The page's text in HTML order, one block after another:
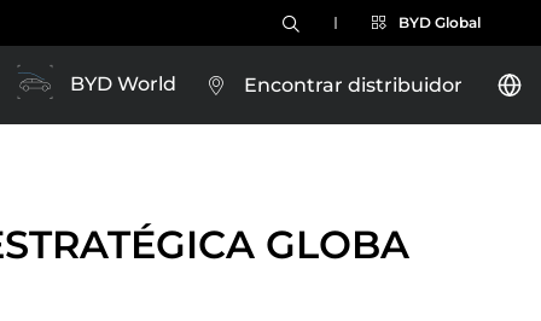
BYD YUAN PRO
BYD World Encontrar distribuidor
BYD Global
GLOBA